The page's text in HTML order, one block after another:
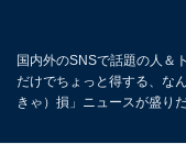
国内外のSNSで話題の人＆
だけでちょっと得する、な
きゃ）損」ニュースが盛り